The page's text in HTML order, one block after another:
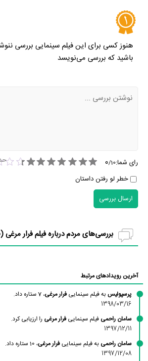
هنوز کسی برای این فیلم سینمایی بررسی
باشید که بررسی می‌نویسد
رای شما: 0/10
خطر لو رفتن داستان
ارسال بررسی
بررسی‌های مردم درباره فیلم فرار مرغی (
آخرین رویدادهای مرتبط
پرسپولیس به فیلم سینمایی فرار مرغی، 7 ستاره داد.
1398/03/16
سامان راحمی فیلم سینمایی فرار مرغی را ارزیابی کرد.
1397/12/11
سامان راحمی به فیلم سینمایی فرار مرغی، 10 ستاره داد.
1397/12/08